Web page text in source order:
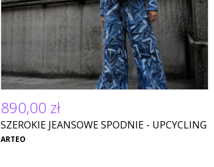
890,00 zł
SZEROKIE JEANSOWE SPODNIE - UPCYCLING
ARTEO